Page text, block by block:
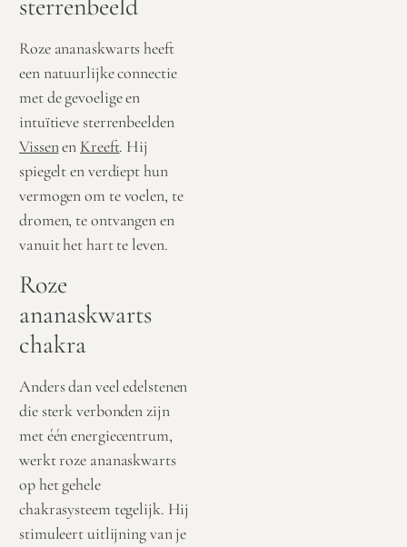
sterrenbeeld
Roze ananaskwarts heeft
een natuurlijke connectie
met de gevoelige en
intuïtieve sterrenbeelden
Vissenen Kreeft. Hij
spiegelt en verdiept hun
vermogen om te voelen, te
dromen, te ontvangen en
vanuit het hart te leven.
Roze
ananaskwarts
chakra
Anders dan veel edelstenen
die sterk verbonden zijn
met één energiecentrum,
werkt roze ananaskwarts
op het gehele
chakrasysteem tegelijk. Hij
stimuleert uitlijning van je